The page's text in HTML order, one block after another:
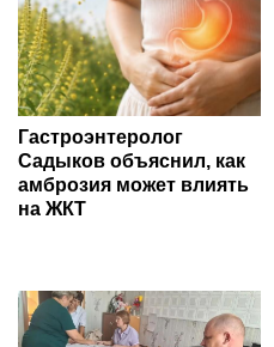
Гастроэнтеролог
Садыков объяснил, как
амброзия может влиять
на ЖКТ